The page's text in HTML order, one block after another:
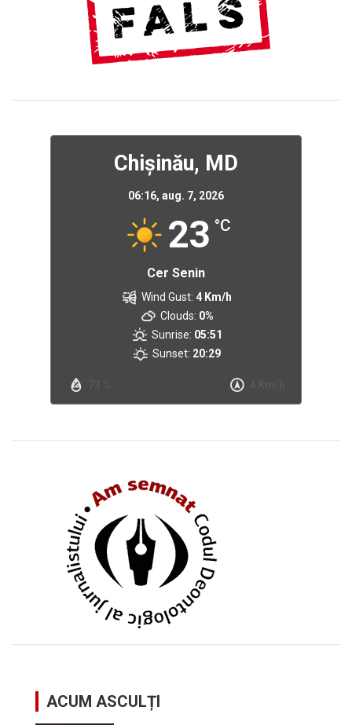
Chișinău, MD
06:16, aug. 7, 2026
23 °C
Cer Senin
Wind Gust: 4 Km/h
Clouds: 0%
Sunrise: 05:51
Sunset: 20:29
ACUM ASCULȚI